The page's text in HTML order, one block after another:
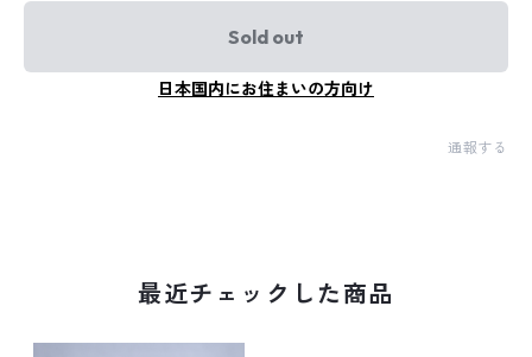
Sold out
日本国内にお住まいの方向け
通報する
最近チェックした商品